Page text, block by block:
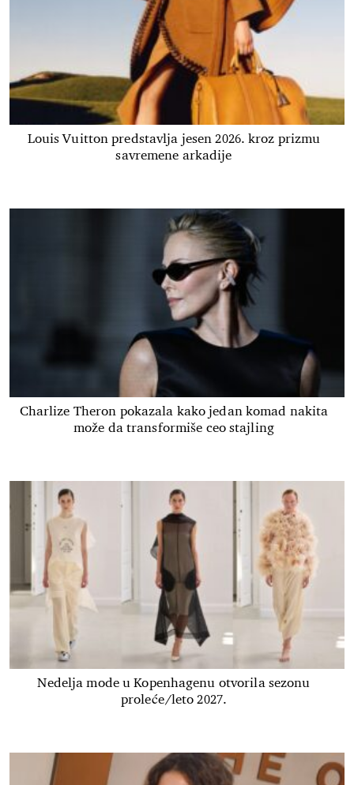
Louis Vuitton predstavlja jesen 2026. kroz prizmu
savremene arkadije
Charlize Theron pokazala kako jedan komad nakita
može da transformiše ceo stajling
Nedelja mode u Kopenhagenu otvorila sezonu
proleće/leto 2027.